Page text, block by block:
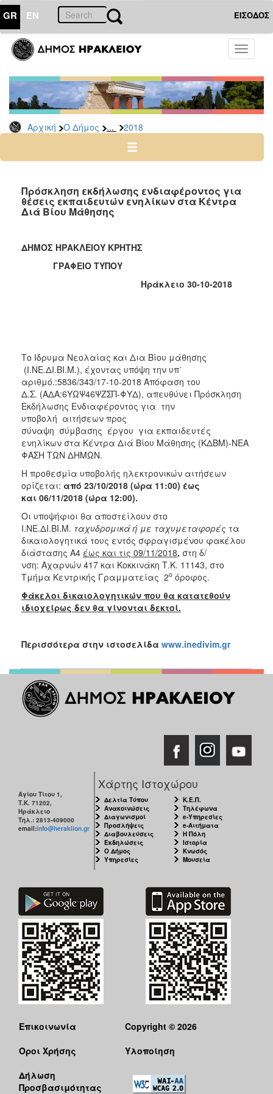
GR EN ΕΙΣΟΔΟΣ
Toggle
Αρχική Ο Δήμος ... 2018
ΔΗΜΟΣ
Δελτία
Τύπου
Αρχείο
2026
2024
2022
2012
2011
2010
2006
ΤΟΠΟΣ
ΠΟΛΙΤΙΣΜΟΣ
ΑΝΘΕΚΤΙΚΗ
ΠΟΛΗ
Πρόσκληση εκδήλωσης ενδιαφέροντος για
θέσεις εκπαιδευτών ενηλίκων στα Κέντρα
Διά Βίου Μάθησης
ΔΗΜΟΣ ΗΡΑΚΛΕΙΟΥ ΚΡΗΤΗΣ
ΓΡΑΦΕΙΟ ΤΥΠΟΥ
Ηράκλειο 30-10-2018
Το Iδρυμα Νεολαίας και Δια Βίου μάθησης
(Ι.ΝΕ.ΔΙ.ΒΙ.Μ.), έχοντας υπόψη την υπ΄
αριθμό.:5836/343/17-10-2018 Απόφαση του
Δ.Σ. (ΑΔΑ:6ΥΩΨ46ΨΖΣΠ-ΦΥΔ), απευθύνει Πρόσκληση
Εκδήλωσης Ενδιαφέροντος για την
υποβολή αιτήσεων προς
σύναψη σύμβασης έργου για εκπαιδευτές
ενηλίκων στα Κέντρα Διά Βίου Μάθησης (ΚΔΒΜ)-ΝΕΑ
ΦΑΣΗ ΤΩΝ ΔΗΜΩΝ.
Η προθεσμία υποβολής ηλεκτρονικών αιτήσεων
ορίζεται: από 23/10/2018 (ώρα 11:00) έως
και 06/11/2018 (ώρα 12:00).
Οι υποψήφιοι θα αποστείλουν στο
Ι.ΝΕ.ΔΙ.ΒΙ.Μ. ταχυδρομικά ή με ταχυμεταφορές τα
δικαιολογητικά τους εντός σφραγισμένου φακέλου
διάστασης Α4 έως και τις 09/11/2018, στη δ/
νση: Αχαρνών 417 και Κοκκινάκη Τ.Κ. 11143, στο
Τμήμα Κεντρικής Γραμματείας 2ο όροφος.
Φάκελοι δικαιολογητικών που θα κατατεθούν
ιδιοχείρως δεν θα γίνονται δεκτοί.
Περισσότερα στην ιστοσελίδα www.inedivim.gr
Αγίου Τίτου 1,
Τ.Κ. 71202,
Ηράκλειο
Τηλ.: 2813-409000
email:info@heraklion.gr
Χάρτης Ιστοχώρου
Δελτία Τύπου
Ανακοινώσεις
Διαγωνισμοί
Προσλήψεις
Διαβουλεύσεις
Εκδηλώσεις
Ο Δήμος
Υπηρεσίες
Κ.Ε.Π.
Τηλέφωνα
e-Υπηρεσίες
e-Αιτήματα
Η Πόλη
Ιστορία
Κνωσός
Μουσεία
Επικοινωνία
Όροι Χρήσης
Δήλωση
Προσβασιμότητας
Copyright © 2026
Υλοποίηση